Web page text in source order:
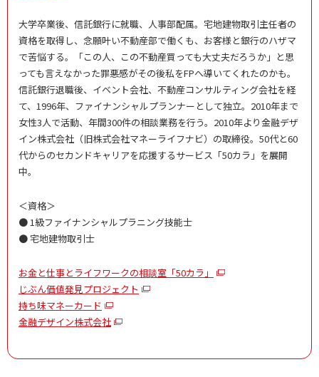
大学卒業後、信託銀行に就職、人事部配属。宅地建物取引主任者の
資格を取得し、念願叶い不動産部で働くも、お客様と銀行のハザマ
で苦悩する。「この人、この不動産買っても大丈夫だろうか」と思
っても言えなかった罪悪感がその後私をFPへ導いてくれたのかも。
信託銀行退職後、イベント会社、不動産コンサルティング会社を経
て、1996年、ファイナンシャルプランナーとして独立。2010年まで
女性3人で活動、年間300件の相談業務を行う。2010年より金融デザ
イン株式会社（旧株式会社マネーライフナビ）の取締役。50代と60
代からのセカンドキャリアを応援するサービス「50カラ」を展開
中。
＜資格＞
● 1級ファイナンシャルプラニング技能士
● 宅地建物取引士
お金と仕事とライフワークの相談室「50カラ」
じぶん価値発見プロジェクト
持ち味マネーカード
金融デザイン株式会社